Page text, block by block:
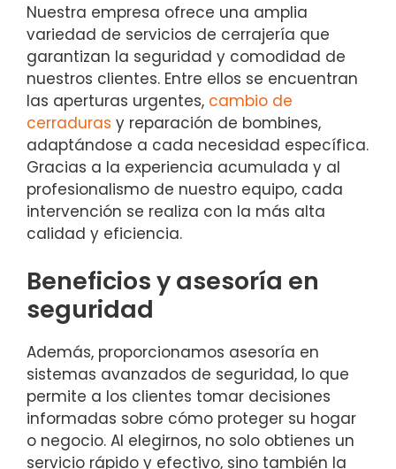
Nuestra empresa ofrece una amplia
variedad de servicios de cerrajería que
garantizan la seguridad y comodidad de
nuestros clientes. Entre ellos se encuentran
las aperturas urgentes, cambio de
cerraduras y reparación de bombines,
adaptándose a cada necesidad específica.
Gracias a la experiencia acumulada y al
profesionalismo de nuestro equipo, cada
intervención se realiza con la más alta
calidad y eficiencia.
Beneficios y asesoría en
seguridad
Además, proporcionamos asesoría en
sistemas avanzados de seguridad, lo que
permite a los clientes tomar decisiones
informadas sobre cómo proteger su hogar
o negocio. Al elegirnos, no solo obtienes un
servicio rápido y efectivo, sino también la